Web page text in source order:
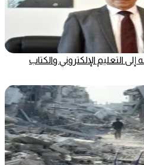
إلى التعليم الإلكتروني والكتاب